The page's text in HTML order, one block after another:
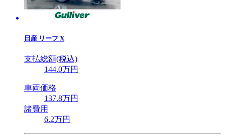
日産 リーフ X
支払総額(税込)
144.0万円
車両価格
137.8万円
諸費用
6.2万円